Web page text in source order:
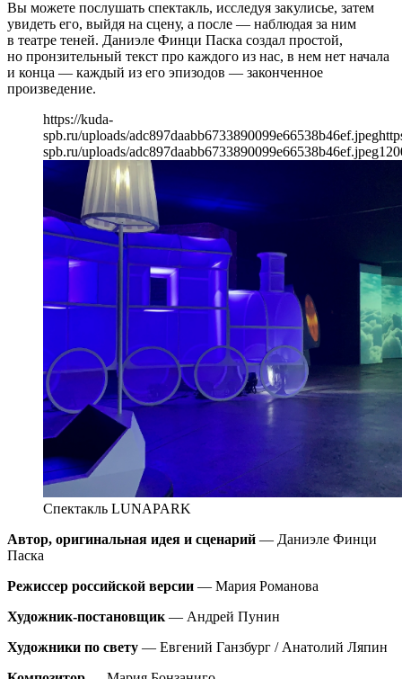
Вы можете послушать спектакль, исследуя закулисье, затем
увидеть его, выйдя на сцену, а после — наблюдая за ним
в театре теней. Даниэле Финци Паска создал простой,
но пронзительный текст про каждого из нас, в нем нет начала
и конца — каждый из его эпизодов — законченное
произведение.
https://kuda-
spb.ru/uploads/adc897daabb6733890099e66538b46ef.jpeg
spb.ru/uploads/adc897daabb6733890099e66538b46ef.jpeg
Спектакль LUNAPARK
Автор, оригинальная идея и сценарий — Даниэле Финци
Паска
Режиссер российской версии — Мария Романова
Художник-постановщик — Андрей Пунин
Художники по свету — Евгений Ганзбург / Анатолий Ляпин